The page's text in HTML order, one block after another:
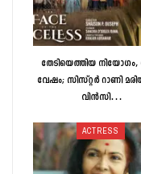
തേടിയെത്തിയ നിയോഗം,
വേഷം; സിസ്റ്റർ റാണി
വിൻസി…
ACTRESS